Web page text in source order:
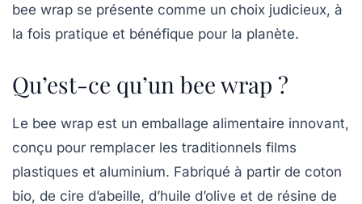
bee wrap se présente comme un choix judicieux, à
la fois pratique et bénéfique pour la planète.
Qu’est-ce qu’un bee wrap ?
Le bee wrap est un emballage alimentaire innovant,
conçu pour remplacer les traditionnels films
plastiques et aluminium. Fabriqué à partir de coton
bio, de cire d’abeille, d’huile d’olive et de résine de